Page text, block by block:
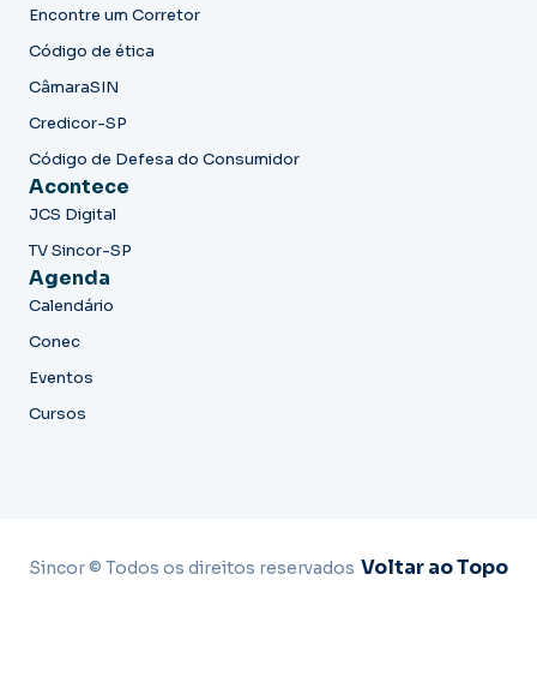
Encontre um Corretor
Código de ética
CâmaraSIN
Credicor-SP
Código de Defesa do Consumidor
Acontece
JCS Digital
TV Sincor-SP
Agenda
Calendário
Conec
Eventos
Cursos
Sincor © Todos os direitos reservados Voltar ao Topo